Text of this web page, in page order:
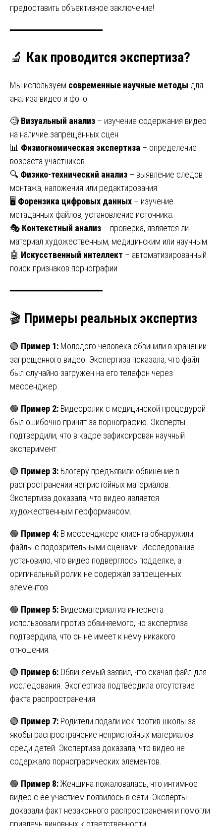
предоставить объективное заключение!
━━━━━━━━━━━━━━━━━
🔬 Как проводится экспертиза?
Мы используем современные научные методы для
анализа видео и фото:
🧐 Визуальный анализ – изучение содержания видео
на наличие запрещенных сцен.
📊 Физиогномическая экспертиза – определение
возраста участников.
🔍 Физико-технический анализ – выявление следов
монтажа, наложения или редактирования.
🖥 Форензика цифровых данных – изучение
метаданных файлов, установление источника.
🎭 Контекстный анализ – проверка, является ли
материал художественным, медицинским или научным.
🤖 Искусственный интеллект – автоматизированный
поиск признаков порнографии.
━━━━━━━━━━━━━━━━━
🎬 Примеры реальных экспертиз
🟢 Пример 1: Молодого человека обвинили в хранении
запрещенного видео. Экспертиза показала, что файл
был случайно загружен на его телефон через
мессенджер.
🟢 Пример 2: Видеоролик с медицинской процедурой
был ошибочно принят за порнографию. Эксперты
подтвердили, что в кадре зафиксирован научный
эксперимент.
🟢 Пример 3: Блогеру предъявили обвинение в
распространении непристойных материалов.
Экспертиза доказала, что видео является
художественным перформансом.
🟢 Пример 4: В мессенджере клиента обнаружили
файлы с подозрительными сценами. Исследование
установило, что видео подверглось подделке, а
оригинальный ролик не содержал запрещенных
элементов.
🟢 Пример 5: Видеоматериал из интернета
использовали против обвиняемого, но экспертиза
подтвердила, что он не имеет к нему никакого
отношения.
🟢 Пример 6: Обвиняемый заявил, что скачал файл для
исследования. Экспертиза подтвердила отсутствие
факта распространения.
🟢 Пример 7: Родители подали иск против школы за
якобы распространение непристойных материалов
среди детей. Экспертиза доказала, что видео не
содержало порнографических элементов.
🟢 Пример 8:Женщина пожаловалась, что интимное
видео с её участием появилось в сети. Эксперты
доказали факт незаконного распространения и помогли
привлечь виновных к ответственности.